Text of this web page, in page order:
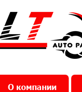
О компании